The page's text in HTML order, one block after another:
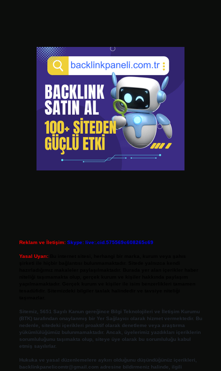
Reklam ve İletişim: Skype: live:.cid.575569c608265c69
Yasal Uyarı:
Sitemiz, 5651 Sayılı Kanun gereğince Bilgi Teknolojileri ve İletişim Kurumu
(BTK) tarafından onaylanmış bir Yer Sağlayıcı olarak hizmet vermektedir. Bu
nedenle, sitedeki içerikleri proaktif olarak denetleme veya araştırma
yükümlülüğümüz bulunmamaktadır. Ancak, üyelerimiz yazdıkları içeriklerin
sorumluluğunu taşımakta olup, siteye üye olarak bu sorumluluğu kabul
etmiş sayılırlar.
Hukuka ve yasal düzenlemelere aykırı olduğunu düşündüğünüz içerikleri,
backlinkpanelicomtr@gmail.com adresine bildirmeniz halinde, ilgili